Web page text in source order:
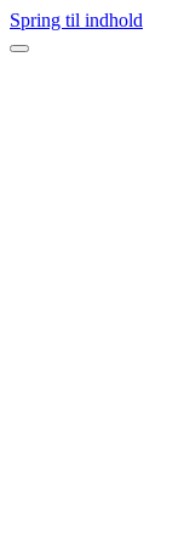
Spring til indhold
Navigation